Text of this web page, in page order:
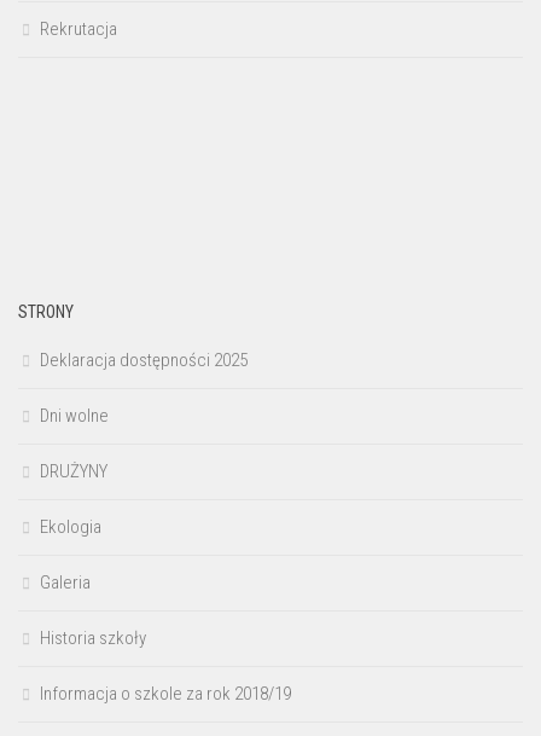
Rekrutacja
STRONY
Deklaracja dostępności 2025
Dni wolne
DRUŻYNY
Ekologia
Galeria
Historia szkoły
Informacja o szkole za rok 2018/19